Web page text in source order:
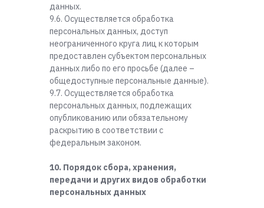
данных.
9.6. Осуществляется обработка
персональных данных, доступ
неограниченного круга лиц к которым
предоставлен субъектом персональных
данных либо по его просьбе (далее –
общедоступные персональные данные).
9.7. Осуществляется обработка
персональных данных, подлежащих
опубликованию или обязательному
раскрытию в соответствии с
федеральным законом.
10. Порядок сбора, хранения,
передачи и других видов обработки
персональных данных